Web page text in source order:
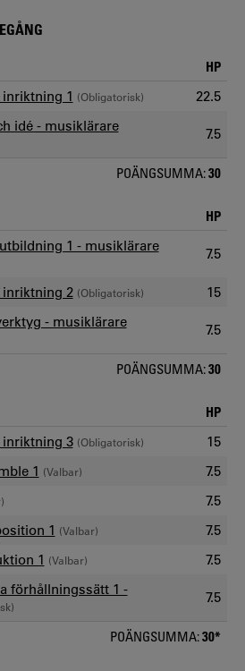
HP
1 (Obligatorisk)
22.5
idé - musiklärare
7.5
POÄNGSUMMA:30
HP
1 - musiklärare 7.5
2 (Obligatorisk)
15
- musiklärare
7.5
POÄNGSUMMA:30
HP
3 (Obligatorisk)
15
1 (Valbar)
7.5
7.5
1 (Valbar)
7.5
1 (Valbar)
7.5
förhållningssätt 1 -
7.5
POÄNGSUMMA:30*